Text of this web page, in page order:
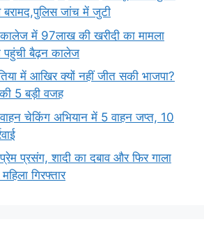
जांच में जुटी
में 97लाख की खरीदी का मामला
पहुंची बैढ़न कालेज
में आखिर क्यों नहीं जीत सकी भाजपा?
5 बड़ी वजह
चेकिंग अभियान में 5 वाहन जप्त, 10
प्रसंग, शादी का दबाव और फिर गाला
गिरफ्तार